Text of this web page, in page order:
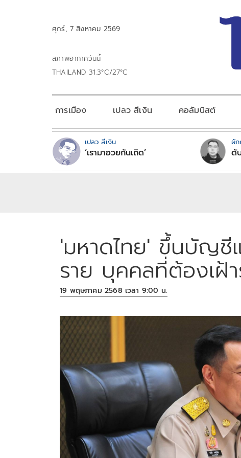
ศุกร์, 7 สิงหาคม 2569
สภาพอากาศวันนี้
THAILAND 31.3°C/27°C
การเมือง เปลว สีเงิน คอลัมนิสต์
เปลว สีเงิน
‘เรามาอวยกันเถิด’
ผัก
ดั
'มหาดไทย' ขึ้นบัญ
ราย บุคคลที่ต้องเฝ้
19 พฤษภาคม 2568 เวลา 9:00 น.